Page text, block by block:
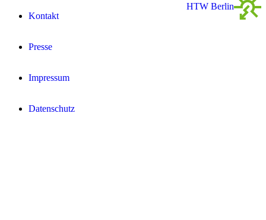
Kontakt
Presse
Impressum
Datenschutz­
HTW Berlin